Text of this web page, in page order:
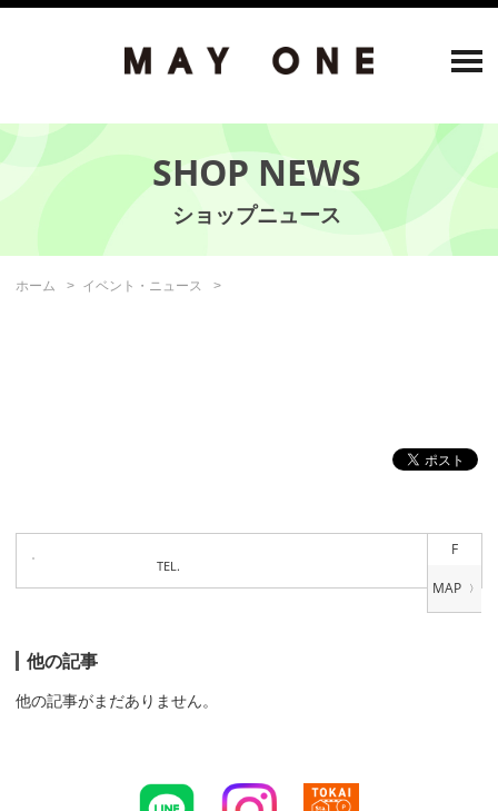
SHOP NEWS
ホーム イベント・ニュース
F
TEL.
他の記事
他の記事がまだありません。